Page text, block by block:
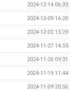
2024-12-14 06:33
2024-12-09 16:20
2024-12-02 15:29
2024-11-27 14:53
2024-11-26 09:31
2024-11-19 11:44
2024-11-09 20:56